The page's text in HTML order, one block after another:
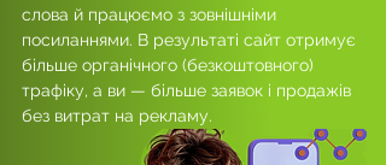
слова й працюємо з зовнішніми
посиланнями. В результаті сайт отримує
більше органічного (безкоштовного)
трафіку, а ви — більше заявок і продажів
без витрат на рекламу.